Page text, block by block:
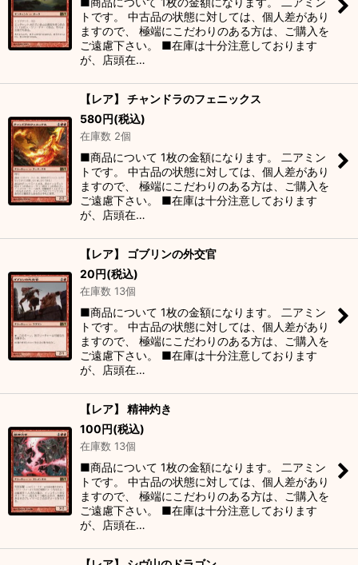
トです。 中古品の状態に対しては、個人差があり
ますので、 極端にこだわりのある方は、ご購入を
ご遠慮下さい。 ■在庫は十分注意しております
が、店頭在…
【レア】 チャンドラのフェニックス
580円(税込)
在庫数 2個
■商品について 1枚の金額になります。 二アミン
トです。 中古品の状態に対しては、個人差があり
ますので、 極端にこだわりのある方は、ご購入を
ご遠慮下さい。 ■在庫は十分注意しております
が、店頭在…
【レア】 ゴブリンの外交官
20円(税込)
在庫数 13個
■商品について 1枚の金額になります。 二アミン
トです。 中古品の状態に対しては、個人差があり
ますので、 極端にこだわりのある方は、ご購入を
ご遠慮下さい。 ■在庫は十分注意しております
が、店頭在…
【レア】 精神灼き
100円(税込)
在庫数 13個
■商品について 1枚の金額になります。 二アミン
トです。 中古品の状態に対しては、個人差があり
ますので、 極端にこだわりのある方は、ご購入を
ご遠慮下さい。 ■在庫は十分注意しております
が、店頭在…